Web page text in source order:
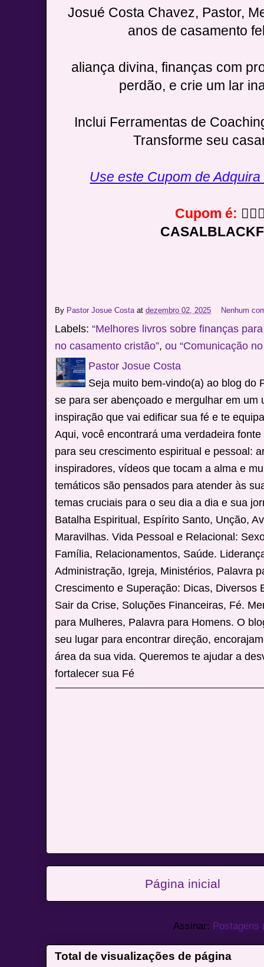
Josué Costa Chavez, Pastor,
anos de casamento
aliança divina, finanças com
perdão, e crie um lar
Inclui Ferramentas de
Transforme seu
Use este Cupom de
Cupom é:
By Pastor Josue Costa atdezembro 02, 2025 Nenhum
Labels:“Melhores livros sobre finanças
no casamento cristão”,ou “Comunicação
Pastor Josue Costa
Seja muito bem-vindo(a) ao blog do
se para ser abençoado e mergulhar em um
inspiração que vai edificar sua fé e te
Aqui, você encontrará uma verdadeira
para seu crescimento espiritual e pessoal:
inspiradores, vídeos que tocam a alma e
temáticos são pensados para atender às
temas cruciais para o seu dia a dia e sua
Batalha Espiritual, Espírito Santo, Unção,
Maravilhas. Vida Pessoal e Relacional:
Família, Relacionamentos, Saúde.
Administração, Igreja, Ministérios, Palavra
Crescimento e Superação: Dicas, Diversos
Sair da Crise, Soluções Financeiras, Fé.
para Mulheres, Palavra para Homens. O
seu lugar para encontrar direção,
área da sua vida. Queremos te ajudar a
fortalecer sua Fé
Página inicial
Assinar: Postagens
Total de visualizações de página